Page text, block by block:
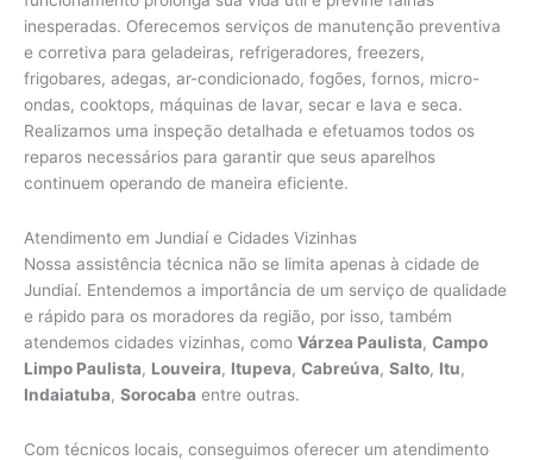
inesperadas. Oferecemos serviços de manutenção preventiva
e corretiva para geladeiras, refrigeradores, freezers,
frigobares, adegas, ar-condicionado, fogões, fornos, micro-
ondas, cooktops, máquinas de lavar, secar e lava e seca.
Realizamos uma inspeção detalhada e efetuamos todos os
reparos necessários para garantir que seus aparelhos
continuem operando de maneira eficiente.
Atendimento em Jundiaí e Cidades Vizinhas
Nossa assistência técnica não se limita apenas à cidade de
Jundiaí. Entendemos a importância de um serviço de qualidade
e rápido para os moradores da região, por isso, também
atendemos cidades vizinhas, como Várzea Paulista, Campo
Limpo Paulista, Louveira, Itupeva, Cabreúva, Salto, Itu,
Indaiatuba, Sorocaba entre outras.
Com técnicos locais, conseguimos oferecer um atendimento